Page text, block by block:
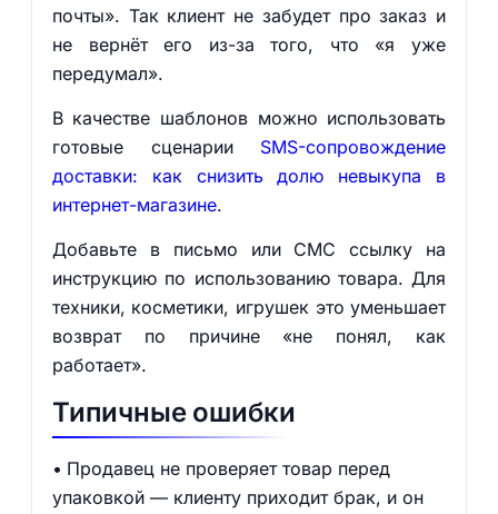
почты». Так клиент не забудет про заказ и
не вернёт его из-за того, что «я уже
передумал».
В качестве шаблонов можно использовать
готовые сценарии SMS-сопровождение
доставки: как снизить долю невыкупа в
интернет-магазине.
Добавьте в письмо или СМС ссылку на
инструкцию по использованию товара. Для
техники, косметики, игрушек это уменьшает
возврат по причине «не понял, как
работает».
Типичные ошибки
Продавец не проверяет товар перед
упаковкой — клиенту приходит брак, и он